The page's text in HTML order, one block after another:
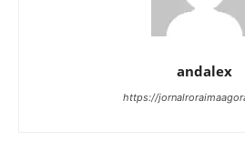
andalex
https://